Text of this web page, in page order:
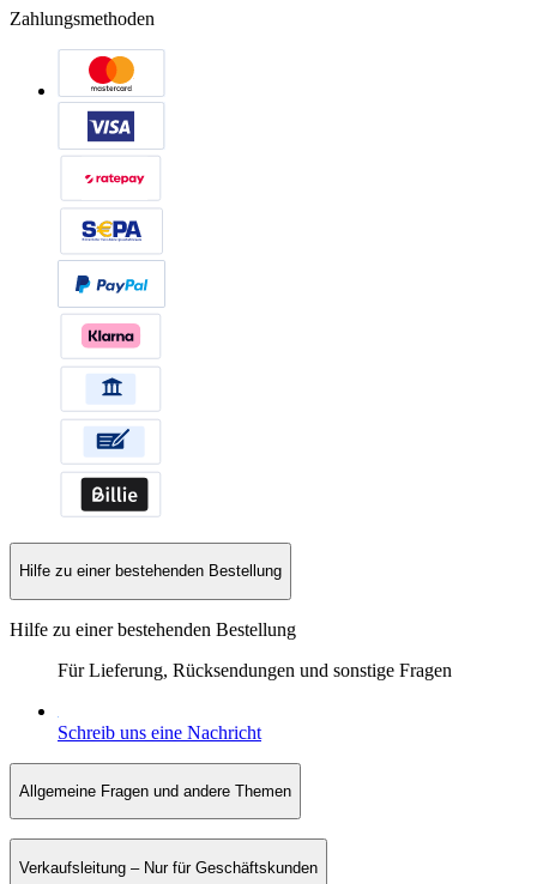
Zahlungsmethoden
Hilfe zu einer bestehenden Bestellung
Hilfe zu einer bestehenden Bestellung
Für Lieferung, Rücksendungen und sonstige Fragen
Schreib uns eine Nachricht
Allgemeine Fragen und andere Themen
Verkaufsleitung – Nur für Geschäftskunden